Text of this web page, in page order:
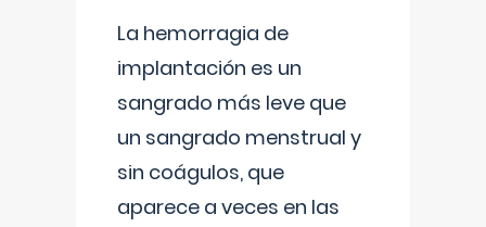
La hemorragia de
implantación es un
sangrado más leve que
un sangrado menstrual y
sin coágulos, que
aparece a veces en las